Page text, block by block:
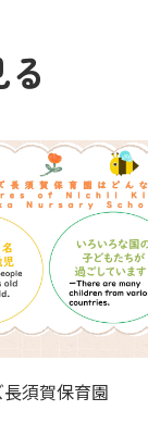
須賀保育園